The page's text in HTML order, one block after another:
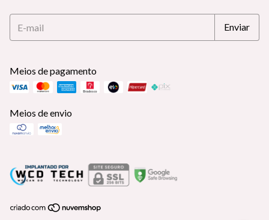
Meios de pagamento
Meios de envio